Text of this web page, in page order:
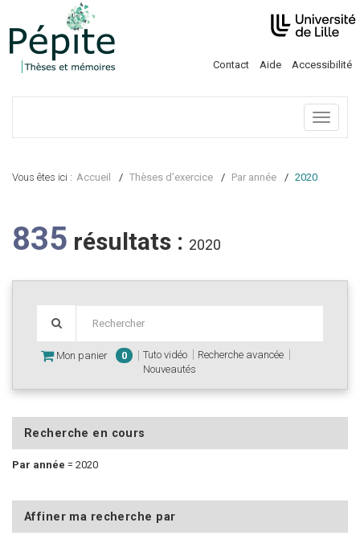
Contact Aide Accessibilité
Menu
Vous êtes ici : Accueil Thèses d'exercice Par année 2020
835 résultats : 2020
Mon panier 0 Tuto vidéo
Recherche avancée
Nouveautés
Recherche en cours
Par année = 2020
Affiner ma recherche par